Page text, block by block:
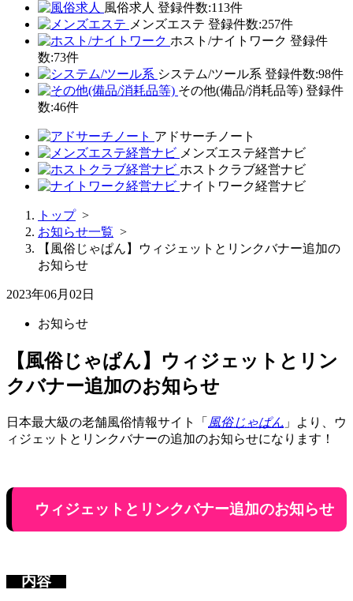
風俗求人 登録件数:113件
メンズエステ 登録件数:257件
ホスト/ナイトワーク 登録件
数:73件
システム/ツール系 登録件数:98件
その他(備品/消耗品等) 登録件
数:46件
アドサーチノート
メンズエステ経営ナビ
ホストクラブ経営ナビ
ナイトワーク経営ナビ
トップ >
お知らせ一覧 >
【風俗じゃぱん】ウィジェットとリンクバナー追加の
お知らせ
2023年06月02日
お知らせ
【風俗じゃぱん】ウィジェットとリン
クバナー追加のお知らせ
日本最大級の老舗風俗情報サイト「 風俗じゃぱん 」より、ウ
ィジェットとリンクバナーの追加のお知らせになります！
ウィジェットとリンクバナー追加のお知らせ
内容